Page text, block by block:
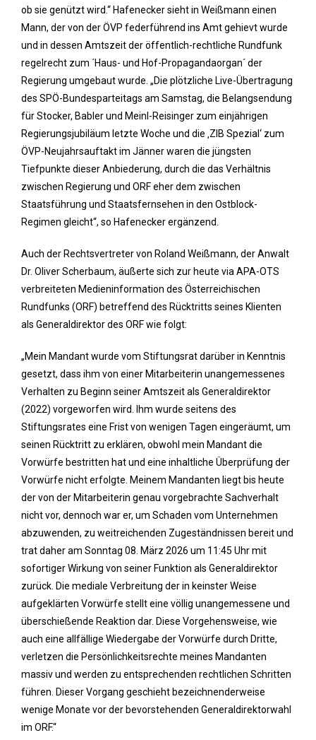
ob sie genützt wird.“ Hafenecker sieht in Weißmann einen
Mann, der von der ÖVP federführend ins Amt gehievt wurde
und in dessen Amtszeit der öffentlich-rechtliche Rundfunk
regelrecht zum ´Haus- und Hof-Propagandaorgan´ der
Regierung umgebaut wurde. „Die plötzliche Live-Übertragung
des SPÖ-Bundesparteitags am Samstag, die Belangsendung
für Stocker, Babler und Meinl-Reisinger zum einjährigen
Regierungsjubiläum letzte Woche und die ‚ZIB Spezial‘ zum
ÖVP-Neujahrsauftakt im Jänner waren die jüngsten
Tiefpunkte dieser Anbiederung, durch die das Verhältnis
zwischen Regierung und ORF eher dem zwischen
Staatsführung und Staatsfernsehen in den Ostblock-
Regimen gleicht“, so Hafenecker ergänzend.
Auch der Rechtsvertreter von Roland Weißmann, der Anwalt
Dr. Oliver Scherbaum, äußerte sich zur heute via APA-OTS
verbreiteten Medieninformation des Österreichischen
Rundfunks (ORF) betreffend des Rücktritts seines Klienten
als Generaldirektor des ORF wie folgt:
„Mein Mandant wurde vom Stiftungsrat darüber in Kenntnis
gesetzt, dass ihm von einer Mitarbeiterin unangemessenes
Verhalten zu Beginn seiner Amtszeit als Generaldirektor
(2022) vorgeworfen wird. Ihm wurde seitens des
Stiftungsrates eine Frist von wenigen Tagen eingeräumt, um
seinen Rücktritt zu erklären, obwohl mein Mandant die
Vorwürfe bestritten hat und eine inhaltliche Überprüfung der
Vorwürfe nicht erfolgte. Meinem Mandanten liegt bis heute
der von der Mitarbeiterin genau vorgebrachte Sachverhalt
nicht vor, dennoch war er, um Schaden vom Unternehmen
abzuwenden, zu weitreichenden Zugeständnissen bereit und
trat daher am Sonntag 08. März 2026 um 11:45 Uhr mit
sofortiger Wirkung von seiner Funktion als Generaldirektor
zurück. Die mediale Verbreitung der in keinster Weise
aufgeklärten Vorwürfe stellt eine völlig unangemessene und
überschießende Reaktion dar. Diese Vorgehensweise, wie
auch eine allfällige Wiedergabe der Vorwürfe durch Dritte,
verletzen die Persönlichkeitsrechte meines Mandanten
massiv und werden zu entsprechenden rechtlichen Schritten
führen. Dieser Vorgang geschieht bezeichnenderweise
wenige Monate vor der bevorstehenden Generaldirektorwahl
im ORF.“